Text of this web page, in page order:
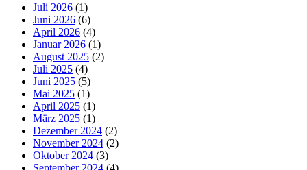
Juli 2026 (1)
Juni 2026 (6)
April 2026 (4)
Januar 2026 (1)
August 2025 (2)
Juli 2025 (4)
Juni 2025 (5)
Mai 2025 (1)
April 2025 (1)
März 2025 (1)
Dezember 2024 (2)
November 2024 (2)
Oktober 2024 (3)
September 2024 (4)